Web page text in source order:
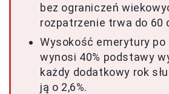
bez ograniczeń
rozpatrzenie trwa do 60
Wysokość emerytury po
wynosi 40% podstawy
każdy dodatkowy rok
ją o 2,6%.